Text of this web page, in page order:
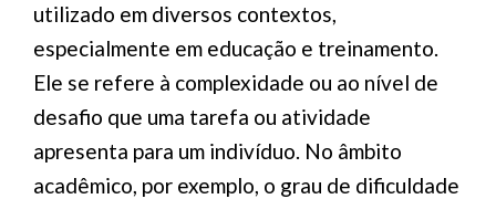
utilizado em diversos contextos,
especialmente em educação e treinamento.
Ele se refere à complexidade ou ao nível de
desafio que uma tarefa ou atividade
apresenta para um indivíduo. No âmbito
acadêmico, por exemplo, o grau de dificuldade